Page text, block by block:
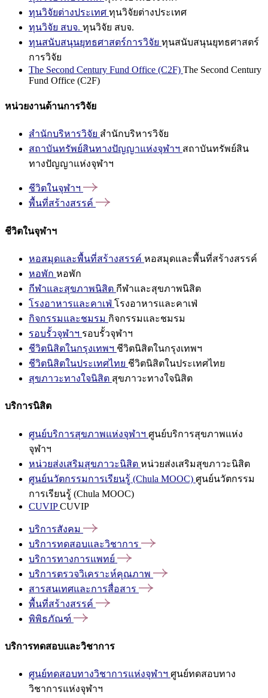
ทุนวิจัยต่างประเทศ ทุนวิจัยต่างประเทศ
ทุนวิจัย สบจ. ทุนวิจัย สบจ.
ทุนสนับสนุนยุทธศาสตร์การวิจัย ทุนสนับสนุนยุทธศาสตร์
การวิจัย
The Second Century Fund Office (C2F) The Second Century
Fund Office (C2F)
หน่วยงานด้านการวิจัย
สำนักบริหารวิจัย สำนักบริหารวิจัย
สถาบันทรัพย์สินทางปัญญาแห่งจุฬาฯ สถาบันทรัพย์สิน
ทางปัญญาแห่งจุฬาฯ
ชีวิตในจุฬาฯ
พื้นที่สร้างสรรค์
ชีวิตในจุฬาฯ
หอสมุดและพื้นที่สร้างสรรค์ หอสมุดและพื้นที่สร้างสรรค์
หอพัก หอพัก
กีฬาและสุขภาพนิสิต กีฬาและสุขภาพนิสิต
โรงอาหารและคาเฟ่ โรงอาหารและคาเฟ่
กิจกรรมและชมรม กิจกรรมและชมรม
รอบรั้วจุฬาฯ รอบรั้วจุฬาฯ
ชีวิตนิสิตในกรุงเทพฯ ชีวิตนิสิตในกรุงเทพฯ
ชีวิตนิสิตในประเทศไทย ชีวิตนิสิตในประเทศไทย
สุขภาวะทางใจนิสิต สุขภาวะทางใจนิสิต
บริการนิสิต
ศูนย์บริการสุขภาพแห่งจุฬาฯ ศูนย์บริการสุขภาพแห่ง
จุฬาฯ
หน่วยส่งเสริมสุขภาวะนิสิต หน่วยส่งเสริมสุขภาวะนิสิต
ศูนย์นวัตกรรมการเรียนรู้ (Chula MOOC) ศูนย์นวัตกรรม
การเรียนรู้ (Chula MOOC)
CUVIPCUVIP
บริการสังคม
บริการทดสอบและวิชาการ
บริการทางการแพทย์
บริการตรวจวิเคราะห์คุณภาพ
สารสนเทศและการสื่อสาร
พื้นที่สร้างสรรค์
พิพิธภัณฑ์
บริการทดสอบและวิชาการ
ศูนย์ทดสอบทางวิชาการแห่งจุฬาฯ ศูนย์ทดสอบทาง
วิชาการแห่งจุฬาฯ